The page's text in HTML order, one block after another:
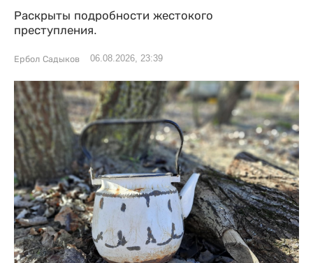
Раскрыты подробности жестокого
преступления.
Ербол Садыков 06.08.2026, 23:39